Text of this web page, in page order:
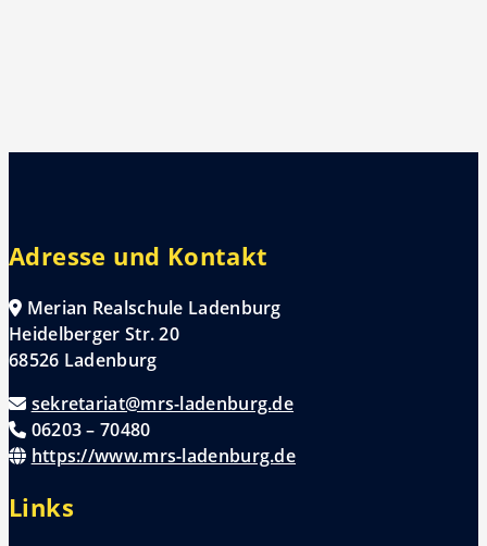
Adresse und Kontakt
Merian Realschule Ladenburg
Heidelberger Str. 20
68526 Ladenburg
sekretariat@mrs-ladenburg.de
06203 – 70480
https://www.mrs-ladenburg.de
Links